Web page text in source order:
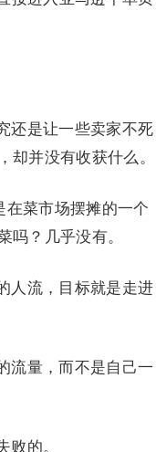
还是让一些卖家不死
却并没有收获什么。
在菜市场摆摊的一个
吗？几乎没有。
人流，目标就是走进
流量，而不是自己一
败的。